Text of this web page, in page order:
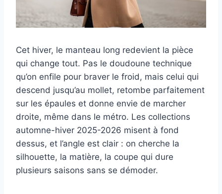
Cet hiver, le manteau long redevient la pièce
qui change tout. Pas le doudoune technique
qu’on enfile pour braver le froid, mais celui qui
descend jusqu’au mollet, retombe parfaitement
sur les épaules et donne envie de marcher
droite, même dans le métro. Les collections
automne-hiver 2025-2026 misent à fond
dessus, et l’angle est clair : on cherche la
silhouette, la matière, la coupe qui dure
plusieurs saisons sans se démoder.